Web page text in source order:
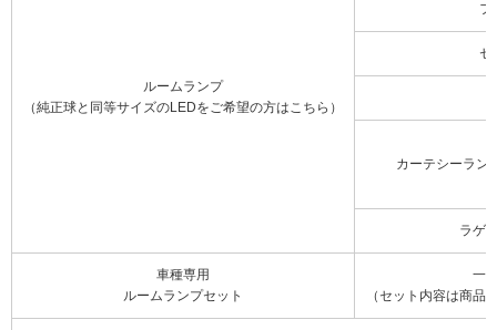
ルームランプ
（純正球と同等サイズのLEDをご希望の方はこちら）
フ
セ
カーテシーラン
ラゲ
車種専用
ルームランプセット
一
（セット内容は商品